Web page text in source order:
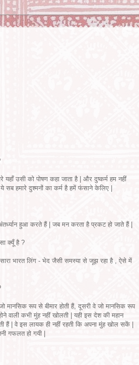
यहाँ उसी को पोषण कहा जाता है | और दुष्कर्म हम नहीं
हमारे दुश्मनों का कर्म है हमें फंसाने केलिए |
हुआ करते हैं | जब मन करता है प्रकट हो जाते हैं |
क्यूँ है ?
भारत लिंग - भेद जैसी समस्या से जूझ रहा है , ऐसे में
रूप से बीमार होती हैं, दूसरी वे जो मानसिक रूप
वाली कभी मुंह नहीं खोलती | यही इस देश की महान
हैं | वे इस लायक ही नहीं रहती कि अपना मुंह खोल सकें |
गफलत हो गयी |